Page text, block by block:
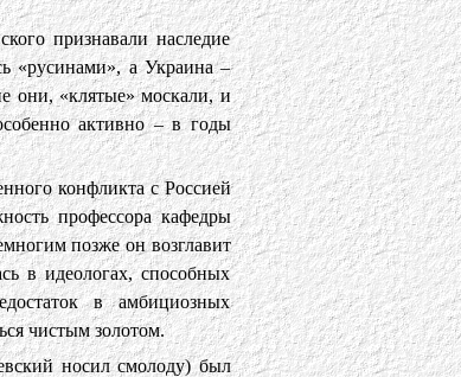
признавали наследие
«русинами», а Украина –
они, «клятые» москали, и
активно – в годы
конфликта с Россией
профессора кафедры
позже он возглавит
в идеологах, способных
в амбициозных
чистым золотом.
носил смолоду) был